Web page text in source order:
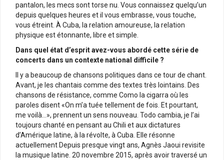
pantalon, les mecs sont torse nu. Vous connaissez quelqu’un
depuis quelques heures et il vous embrasse, vous touche,
vous étreint. À Cuba, la relation amoureuse, la relation
physique est étonnante, libre et simple.
Dans quel état d’esprit avez-vous abordé cette série de
concerts dans un contexte national difficile ?
Il y a beaucoup de chansons politiques dans ce tour de chant.
Avant, je les chantais comme des textes très lointains. Des
chansons de résistance, comme Como la cigarra où les
paroles disent «On m’a tuée tellement de fois. Et pourtant,
me voilà…», prennent un sens nouveau. Todo cambia, je l’ai
toujours chanté en pensant au Chili et aux dictatures
d’Amérique latine, à la révolte, à Cuba. Elle résonne
actuellement Depuis presque vingt ans, Agnès Jaoui revisite
la musique latine. 20 novembre 2015, après avoir traversé un